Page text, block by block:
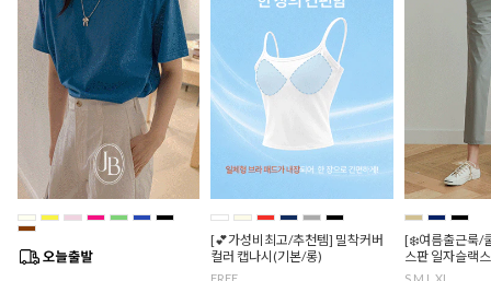
[💕가성비최고/추천템] 밀착커버
컬러 캡나시(기본/롱)
FREE
[❄️여름출근룩/
스판 일자슬랙스
S,M,L,XL